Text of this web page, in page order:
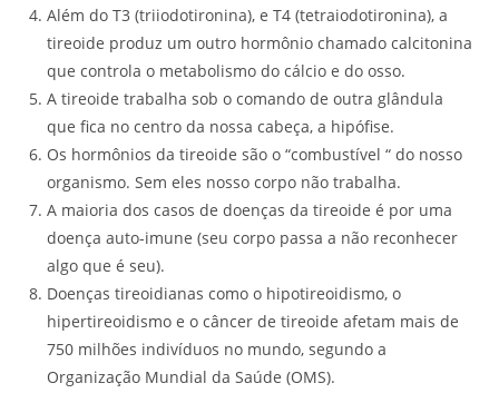
Além do T3 (triiodotironina), e T4 (tetraiodotironina), a
tireoide produz um outro hormônio chamado calcitonina
que controla o metabolismo do cálcio e do osso.
A tireoide trabalha sob o comando de outra glândula
que fica no centro da nossa cabeça, a hipófise.
Os hormônios da tireoide são o “combustível “ do nosso
organismo. Sem eles nosso corpo não trabalha.
A maioria dos casos de doenças da tireoide é por uma
doença auto-imune (seu corpo passa a não reconhecer
algo que é seu).
Doenças tireoidianas como o hipotireoidismo, o
hipertireoidismo e o câncer de tireoide afetam mais de
750 milhões indivíduos no mundo, segundo a
Organização Mundial da Saúde (OMS).